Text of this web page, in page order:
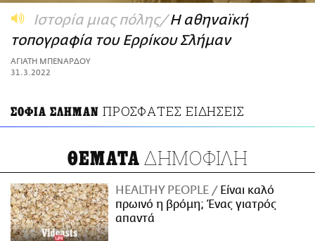
Ιστορία μιας πόλης H αθηναϊκή
τοπογραφία του Ερρίκου Σλήμαν
ΑΓΙΑΤΗ ΜΠΕΝΑΡΔΟΥ
31.3.2022
ΣΟΦΙΑ ΣΛΗΜΑΝ ΠΡΟΣΦΑΤΕΣ ΕΙΔΗΣΕΙΣ
ΘΕΜΑΤΑ ΔΗΜΟΦΙΛΗ
HEALTHY PEOPLE
Είναι καλό
πρωινό η βρόμη; Ένας γιατρός
απαντά